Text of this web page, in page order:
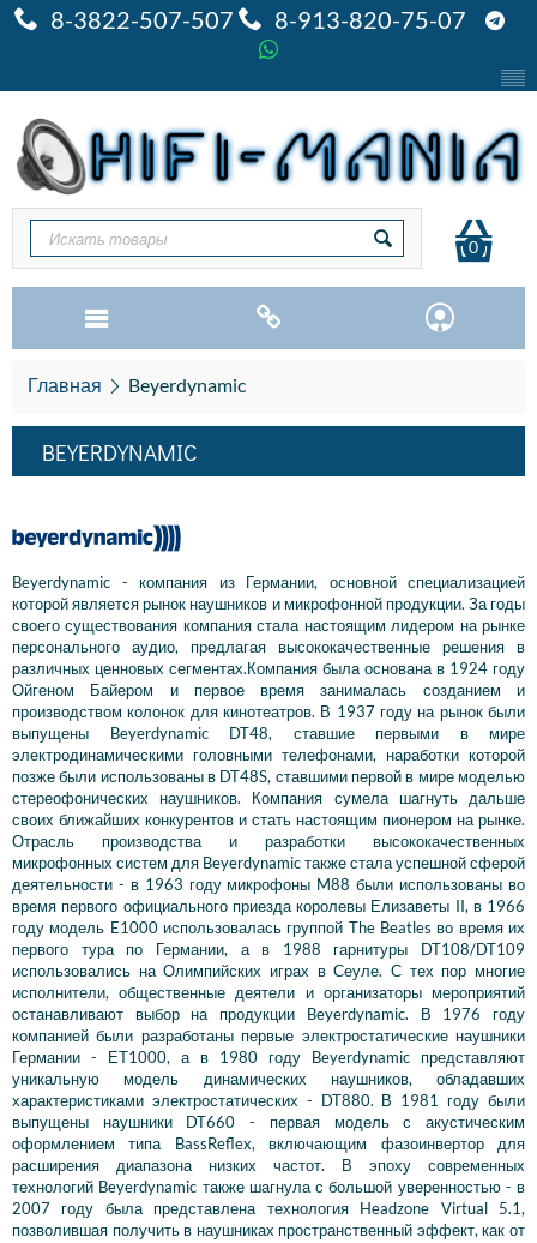
8-3822-507-507 8-913-820-75-07
0
Главная Beyerdynamic
BEYERDYNAMIC
Beyerdynamic - компания из Германии, основной специализацией
которой является рынок наушников и микрофонной продукции. За годы
своего существования компания стала настоящим лидером на рынке
персонального аудио, предлагая высококачественные решения в
различных ценновых сегментах.Компания была основана в 1924 году
Ойгеном Байером и первое время занималась созданием и
производством колонок для кинотеатров. В 1937 году на рынок были
выпущены Beyerdynamic DT48, ставшие первыми в мире
электродинамическими головными телефонами, наработки которой
позже были использованы в DT48S, ставшими первой в мире моделью
стереофонических наушников. Компания сумела шагнуть дальше
своих ближайших конкурентов и стать настоящим пионером на рынке.
Отрасль производства и разработки высококачественных
микрофонных систем для Beyerdynamic также стала успешной сферой
деятельности - в 1963 году микрофоны M88 были использованы во
время первого официального приезда королевы Елизаветы II, в 1966
году модель E1000 использовалась группой The Beatles во время их
первого тура по Германии, а в 1988 гарнитуры DT108/DT109
использовались на Олимпийских играх в Сеуле. С тех пор многие
исполнители, общественные деятели и организаторы мероприятий
останавливают выбор на продукции Beyerdynamic. В 1976 году
компанией были разработаны первые электростатические наушники
Германии - ЕТ1000, а в 1980 году Beyerdynamic представляют
уникальную модель динамических наушников, обладавших
характеристиками электростатических - DT880. В 1981 году были
выпущены наушники DT660 - первая модель с акустическим
оформлением типа BassReflex, включающим фазоинвертор для
расширения диапазона низких частот. В эпоху современных
технологий Beyerdynamic также шагнула с большой уверенностью - в
2007 году была представлена технология Headzone Virtual 5.1,
позволившая получить в наушниках пространственный эффект, как от